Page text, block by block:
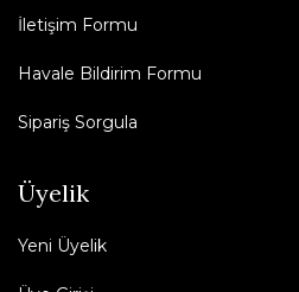
İletişim Formu
Havale Bildirim Formu
Sipariş Sorgula
Üyelik
Yeni Üyelik